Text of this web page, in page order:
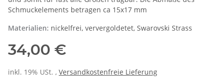
Schmuckelements betragen ca 15x17 mm
Materialien: nickelfrei, ververgoldetet, Swarovski Strass
34,00 €
inkl. 19% USt. , Versandkostenfreie Lieferung